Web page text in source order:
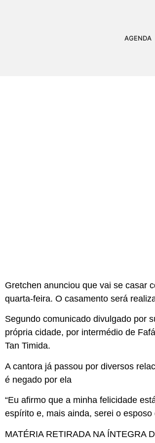
AGENDA
Gretchen anunciou que vai se casar
quarta-feira. O casamento será
Segundo comunicado divulgado por
própria cidade, por intermédio de
Tan Timida.
A cantora já passou por diversos
é negado por ela
“Eu afirmo que a minha felicidade
espírito e, mais ainda, serei o
MATÉRIA RETIRADA NA ÍNTEGRA